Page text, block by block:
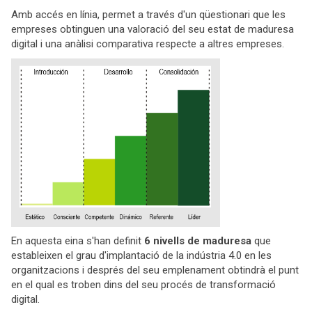
Amb accés en línia, permet a través d'un qüestionari que les
empreses obtinguen una valoració del seu estat de maduresa
digital i una anàlisi comparativa respecte a altres empreses.
En aquesta eina s'han definit 6 nivells de maduresa que
estableixen el grau d'implantació de la indústria 4.0 en les
organitzacions i després del seu emplenament obtindrà el punt
en el qual es troben dins del seu procés de transformació
digital.